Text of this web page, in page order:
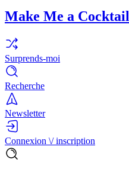
Make Me a Cocktail
Surprends-moi
Recherche
Newsletter
Connexion \/ inscription